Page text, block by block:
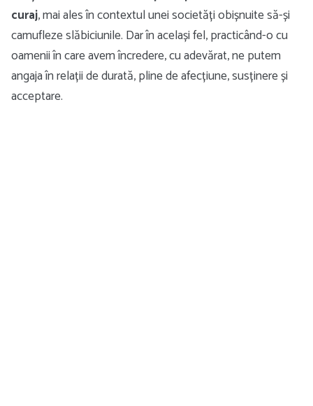
curaj, mai ales în contextul unei societăți obișnuite să-și
camufleze slăbiciunile. Dar în același fel, practicând-o cu
oamenii în care avem încredere, cu adevărat, ne putem
angaja în relații de durată, pline de afecțiune, susținere și
acceptare.